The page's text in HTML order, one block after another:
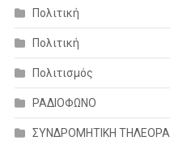
Πολιτική
Πολιτική
Πολιτισμός
ΡΑΔΙΟΦΩΝΟ
ΣΥΝΔΡΟΜΗΤΙΚΗ